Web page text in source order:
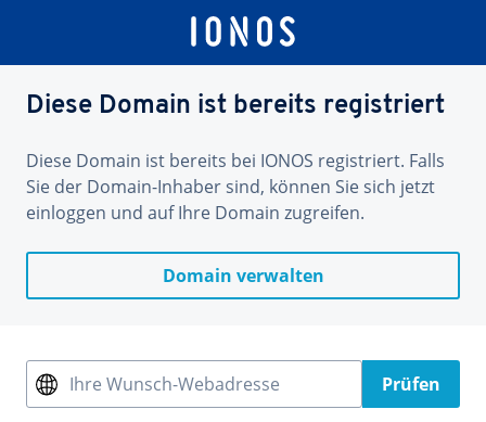
Diese Domain ist bereits registriert
Diese Domain ist bereits bei IONOS registriert. Falls
Sie der Domain-Inhaber sind, können Sie sich jetzt
einloggen und auf Ihre Domain zugreifen.
Domain verwalten
Ihre Wunsch-Webadresse Prüfen